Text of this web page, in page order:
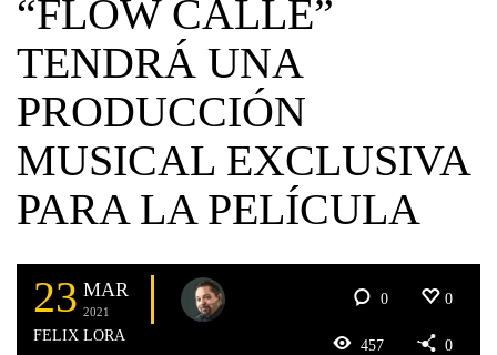
“FLOW CALLE”
TENDRÁ UNA
PRODUCCIÓN
MUSICAL EXCLUSIVA
PARA LA PELÍCULA
23 MAR
2021
FELIX LORA
0 0
457 0